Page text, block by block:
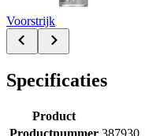
Voorstrijk
Specificaties
Product
Productnummer 387930